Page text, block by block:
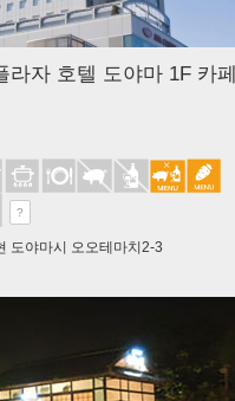
라자 호텔 도야마 1F 카페
?
도야마시 오오테마치2-3